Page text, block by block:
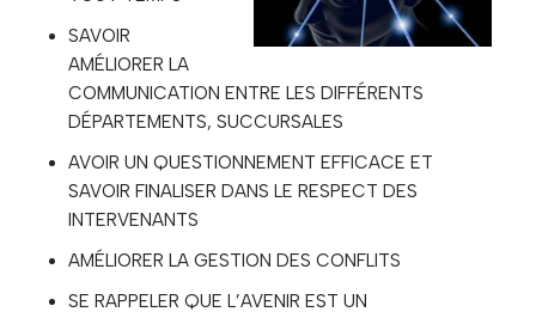
SAVOIR
AMÉLIORER LA
COMMUNICATION ENTRE LES DIFFÉRENTS
DÉPARTEMENTS, SUCCURSALES
AVOIR UN QUESTIONNEMENT EFFICACE ET
SAVOIR FINALISER DANS LE RESPECT DES
INTERVENANTS
AMÉLIORER LA GESTION DES CONFLITS
SE RAPPELER QUE L’AVENIR EST UN